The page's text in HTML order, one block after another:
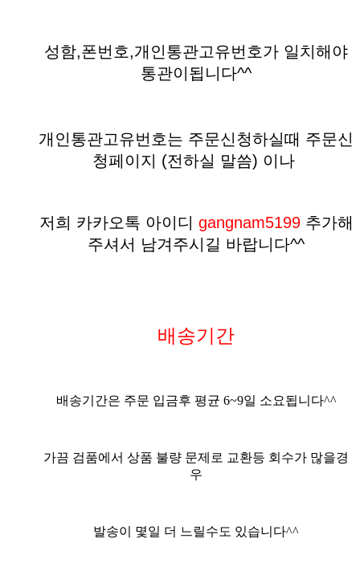
성함,폰번호,개인통관고유번호가 일치해야
통관이됩니다^^
개인통관고유번호는 주문신청하실때 주문신
청페이지 (전하실 말씀) 이나
저희 카카오톡 아이디 gangnam5199추가해
주셔서 남겨주시길 바랍니다^^
배송기간
배송기간은 주문 입금후 평균 6~9일 소요됩니다^^
가끔 검품에서 상품 불량 문제로 교환등 회수가 많을경
우
발송이 몇일 더 느릴수도 있습니다^^